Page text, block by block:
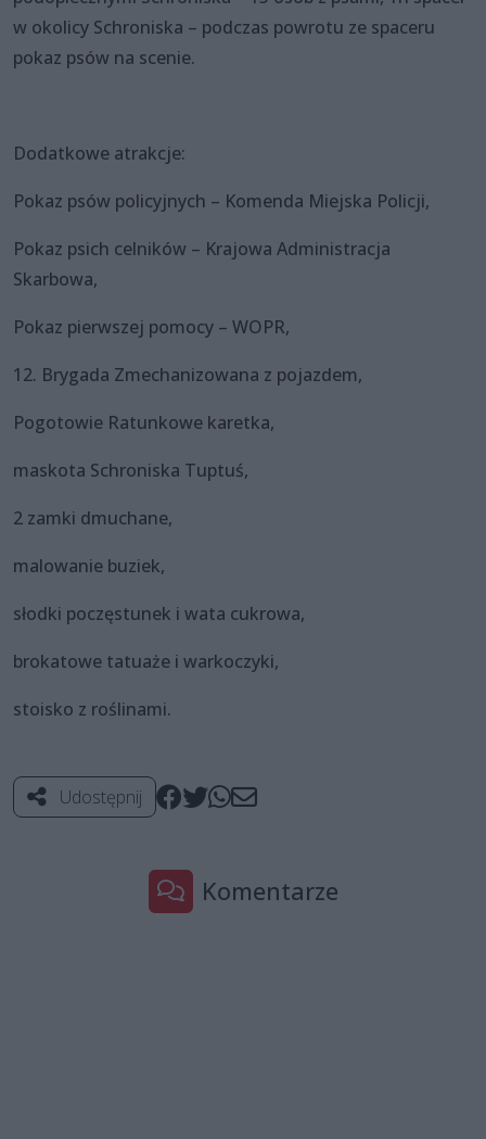
w okolicy Schroniska – podczas powrotu ze spaceru
pokaz psów na scenie.
Dodatkowe atrakcje:
Pokaz psów policyjnych – Komenda Miejska Policji,
Pokaz psich celników – Krajowa Administracja
Skarbowa,
Pokaz pierwszej pomocy – WOPR,
12. Brygada Zmechanizowana z pojazdem,
Pogotowie Ratunkowe karetka,
maskota Schroniska Tuptuś,
2 zamki dmuchane,
malowanie buziek,
słodki poczęstunek i wata cukrowa,
brokatowe tatuaże i warkoczyki,
stoisko z roślinami.
Udostępnij
Komentarze